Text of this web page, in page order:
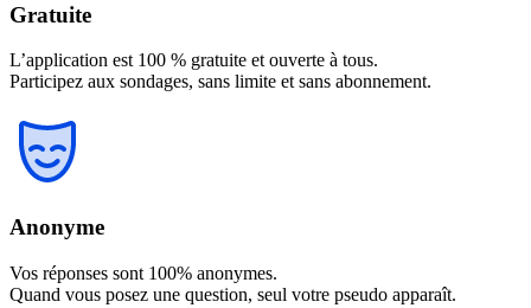
Gratuite
L’application est 100 % gratuite et ouverte à tous.
Participez aux sondages, sans limite et sans abonnement.
Anonyme
Vos réponses sont 100% anonymes.
Quand vous posez une question, seul votre pseudo apparaît.